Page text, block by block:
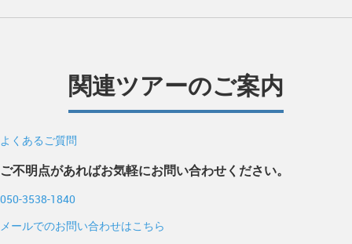
関連ツアーのご案内
よくあるご質問
ご不明点があればお気軽にお問い合わせください。
050-3538-1840
メールでのお問い合わせはこちら